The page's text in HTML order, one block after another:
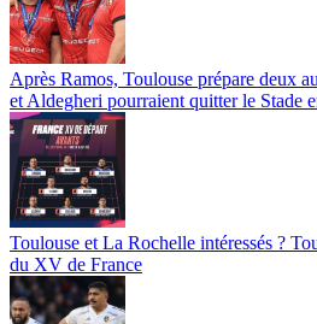
Après Ramos, Toulouse prépare deux
et Aldegheri pourraient quitter le Stade
Toulouse et La Rochelle intéressés ?
du XV de France